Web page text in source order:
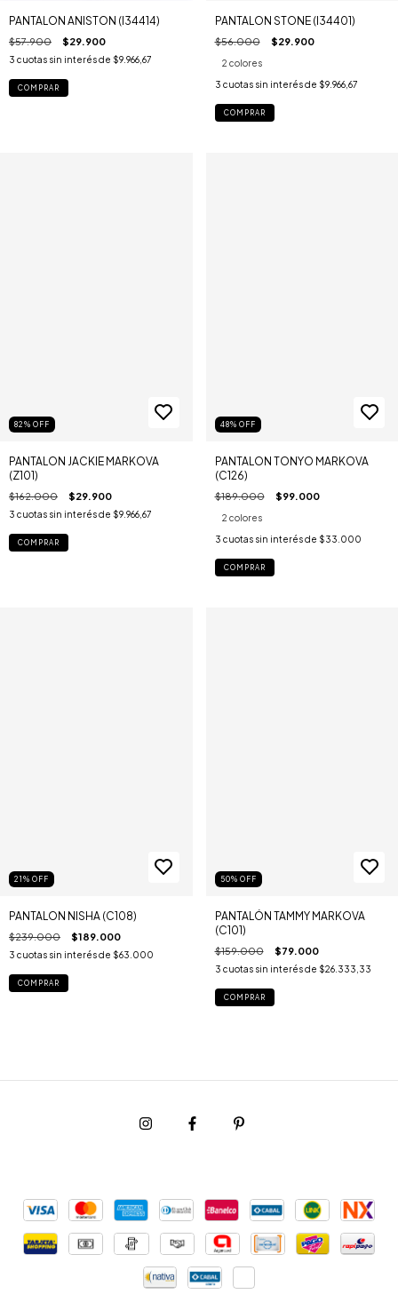
PANTALON ANISTON (I34414)
$57.900 $29.900
3 cuotas sin interés de $9.966,67
COMPRAR
PANTALON STONE (I34401)
$56.000 $29.900
2 colores
3 cuotas sin interés de $9.966,67
COMPRAR
82 % OFF
PANTALON JACKIE MARKOVA
(Z101)
$162.000 $29.900
3 cuotas sin interés de $9.966,67
COMPRAR
48% OFF
PANTALON TONYO MARKOVA
(C126)
$189.000 $99.000
2 colores
3 cuotas sin interés de $33.000
COMPRAR
21 % OFF
PANTALON NISHA (C108)
$239.000 $189.000
3 cuotas sin interés de $63.000
COMPRAR
50% OFF
PANTALÓN TAMMY MARKOVA
(C101)
$159.000 $79.000
3 cuotas sin interés de $26.333,33
COMPRAR